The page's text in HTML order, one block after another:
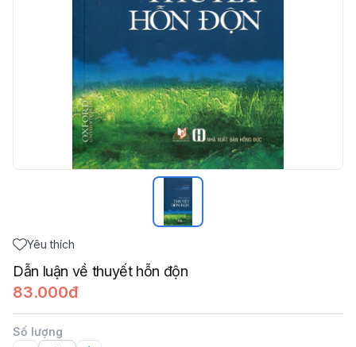
Yêu thích
Dẫn luận về thuyết hỗn độn
83.000đ
Số lượng